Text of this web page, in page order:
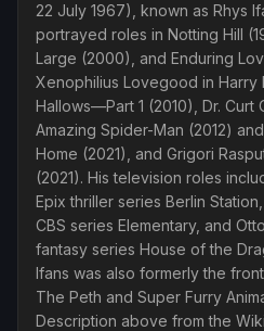
22 July 1967), known as Rhys
portrayed roles in Notting Hill
Large (2000), and Enduring
Xenophilius Lovegood in Harry
Hallows—Part 1 (2010), Dr. Curt
Amazing Spider-Man (2012)
Home (2021), and Grigori
(2021). His television roles
Epix thriller series Berlin
CBS series Elementary, and
fantasy series House of the
Ifans was also formerly the
The Peth and Super Furry
Description above from the